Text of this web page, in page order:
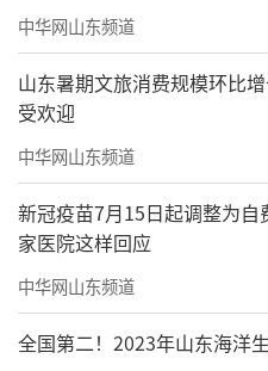
中华网山东频道
山东暑期文旅消费规模环比
受欢迎
中华网山东频道
新冠疫苗7月15日起调整为自
家医院这样回应
中华网山东频道
全国第二！2023年山东海洋